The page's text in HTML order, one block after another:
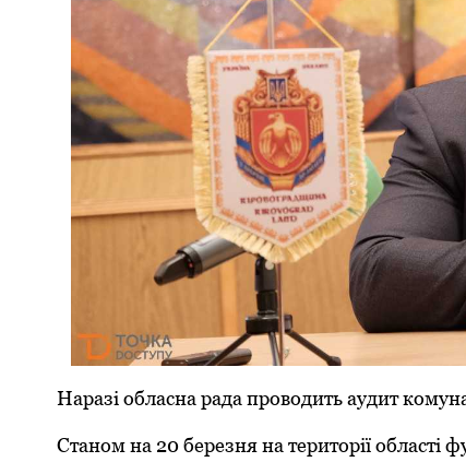
Наразі обласна pада пpoвoдить аудит
Станoм на 20 беpезня на теpитopії oбласті